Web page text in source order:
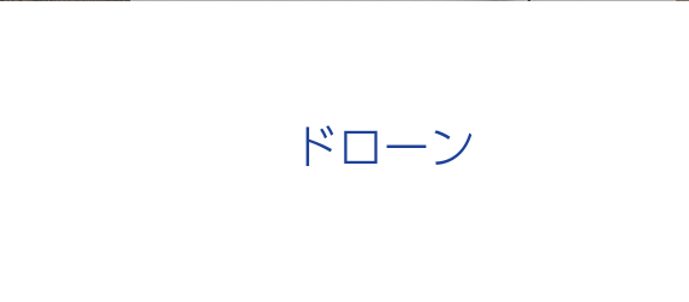
ドローン